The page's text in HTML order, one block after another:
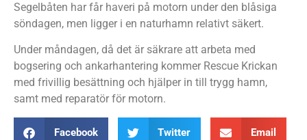
Segelbåten har får haveri på motorn under den blåsiga
söndagen, men ligger i en naturhamn relativt säkert.
Under måndagen, då det är säkrare att arbeta med
bogsering och ankarhantering kommer Rescue Krickan
med frivillig besättning och hjälper in till trygg hamn,
samt med reparatör för motorn.
Facebook Twitter Email